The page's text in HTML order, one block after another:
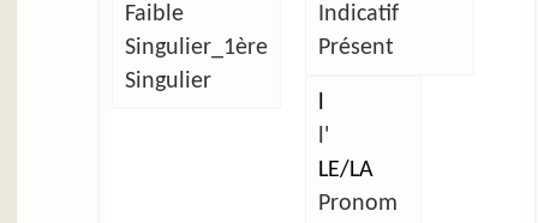
Faible
Singulier_1ère
Singulier
Indicatif
Présent
l'
LE/LA
Pronom